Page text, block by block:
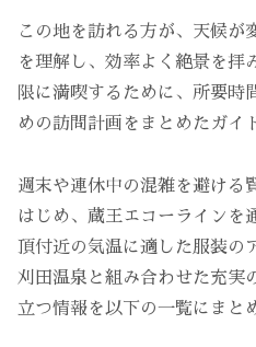
この地を訪れる方が、天候が
を理解し、効率よく絶景を拝
限に満喫するために、所要時
めの訪問計画をまとめたガイ
週末や連休中の混雑を避ける
はじめ、蔵王エコーラインを
頂付近の気温に適した服装の
刈田温泉と組み合わせた充実
立つ情報を以下の一覧にまと